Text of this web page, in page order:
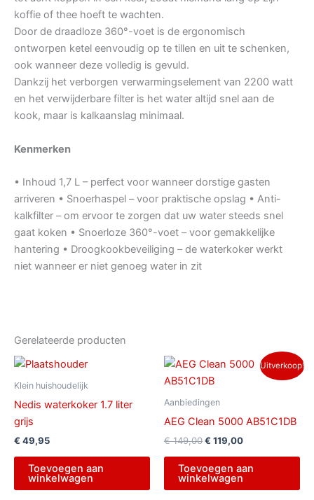
koffie of thee hoeft te wachten.
Door de draadloze 360°-voet is de ergonomisch
ontworpen ketel eenvoudig op te tillen en uit te schenken,
ook wanneer deze volledig is gevuld.
Dankzij het verborgen verwarmingselement van 2200 watt
en het verwijderbare filter is het water altijd snel aan de
kook, maar is kalkaanslag minimaal.
Kenmerken
• Inhoud 1,7 L – perfect voor wanneer dorstige gasten
arriveren • Snoerhaspel – voor praktische opslag • Anti-
kalkfilter – om ervoor te zorgen dat uw water steeds snel
gaat koken • Snoerloze 360°-voet – voor gemakkelijke
hantering • Droogkookbeveiliging – de waterkoker werkt
niet wanneer er niet genoeg water in zit
Gerelateerde producten
Klein huishoudelijk
Nedis waterkoker 1.7 liter
grijs
€ 49,95
Toevoegen aan
winkelwagen
Uitverkoop!
Aanbiedingen
AEG Clean 5000 AB51C1DB
€149,00
Oorspronkelijke
was:
€ 119,00
Huidige
prijs
Toevoegen aan
winkelwagen